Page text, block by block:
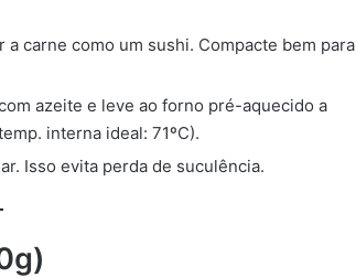
carne como um sushi. Compacte bem para
azeite e leve ao forno pré-aquecido a
interna ideal: 71ºC).
Isso evita perda de suculência.